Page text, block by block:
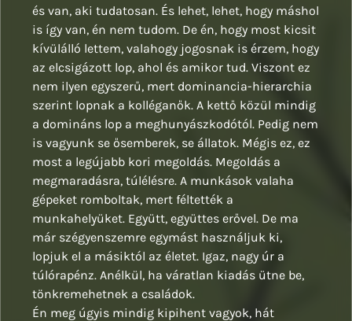
és van, aki tudatosan. És lehet, lehet, hogy máshol
is így van, én nem tudom. De én, hogy most kicsit
kívülálló lettem, valahogy jogosnak is érzem, hogy
az elcsigázott lop, ahol és amikor tud. Viszont ez
nem ilyen egyszerű, mert dominancia-hierarchia
szerint lopnak a kolléganők. A kettő közül mindig
a domináns lop a meghunyászkodótól. Pedig nem
is vagyunk se ősemberek, se állatok. Mégis ez, ez
most a legújabb kori megoldás. Megoldás a
megmaradásra, túlélésre. A munkások valaha
gépeket romboltak, mert féltették a
munkahelyüket. Együtt, együttes erővel. De ma
már szégyenszemre egymást használjuk ki,
lopjuk el a másiktól az életet. Igaz, nagy úr a
túlórapénz. Anélkül, ha váratlan kiadás ütne be,
tönkremehetnek a családok.
Én meg úgyis mindig kipihent vagyok, hát